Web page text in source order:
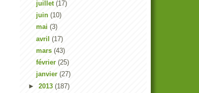
juillet (17)
juin (10)
mai (3)
avril (17)
mars (43)
février (25)
janvier (27)
► 2013 (187)